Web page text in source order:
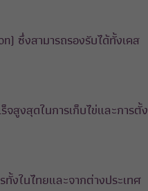
ซึ่งสามารถรองรับได้ทั้งเคส
สูงสุดในการเก็บไข่และการตั้ง
งในไทยและจากต่างประเทศ